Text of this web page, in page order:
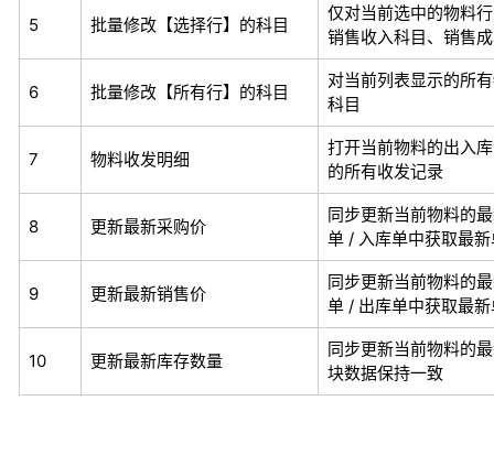
5 批量修改【选择行】的科目
仅对当前选中的物料
销售收入科目、销售
6 批量修改【所有行】的科目
对当前列表显示的所
科目
7 物料收发明细
打开当前物料的出入
的所有收发记录
8 更新最新采购价
同步更新当前物料的
单 / 入库单中获取最
9 更新最新销售价
同步更新当前物料的
单 / 出库单中获取最
10 更新最新库存数量
同步更新当前物料的
块数据保持一致